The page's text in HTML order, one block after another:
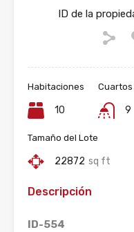
ID de la
Habitaciones
10
Cuartos
9
Tamaño del Lote
22872 sq ft
Descripción
ID-554